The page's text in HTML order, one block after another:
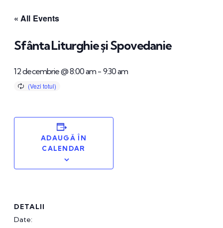
« All Events
Sfânta Liturghie și Spovedanie
12 decembrie @ 8:00 am - 9:30 am
ADAUGĂ ÎN
CALENDAR
DETALII
Date: